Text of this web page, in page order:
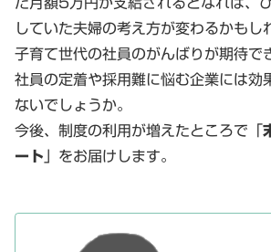
た月額5万円が支給されるとなれば、
していた夫婦の考え方が変わるかもし
子育て世代の社員のがんばりが期待で
社員の定着や採用難に悩む企業には効
ないでしょうか。
今後、制度の利用が増えたところで「
ート 」をお届けします。